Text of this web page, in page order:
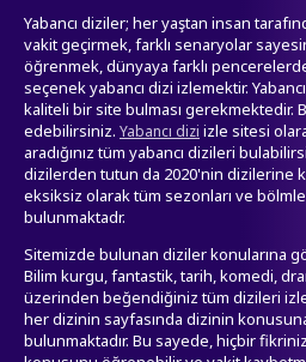
Yabancı diziler; her yaştan insan
vakit geçirmek, farklı senaryolar
öğrenmek, dünyaya farklı
seçenek yabancı dizi izlemektir.
kaliteli bir site bulması gerekmektedir.
edebilirsiniz. Yabancı dizi izle sitesi
aradığınız tüm yabancı dizileri
dizilerden tutun da 2020'nin dizilerine
eksiksiz olarak tüm sezonları ve
bulunmaktadr.
Sitemizde bulunan diziler konularına
Bilim kurgu, fantastik, tarih, komedi,
üzerinden beğendiğiniz tüm dizileri
her dizinin sayfasında dizinin konusuna
bulunmaktadır. Bu sayede, hiçbir